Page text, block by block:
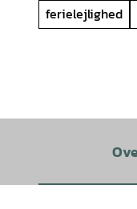
ferielejlighed